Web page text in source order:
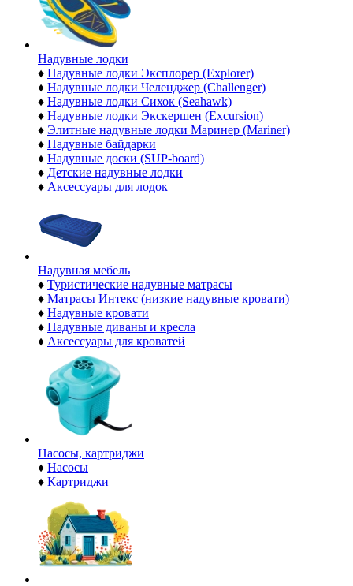
Надувные лодки
♦ Надувные лодки Эксплорер (Explorer)
♦ Надувные лодки Челенджер (Challenger)
♦ Надувные лодки Сихок (Seahawk)
♦ Надувные лодки Экскершен (Excursion)
♦ Элитные надувные лодки Маринер (Mariner)
♦ Надувные байдарки
♦ Надувные доски (SUP-board)
♦ Детские надувные лодки
♦ Аксессуары для лодок
Надувная мебель
♦ Туристические надувные матрасы
♦ Матрасы Интекс (низкие надувные кровати)
♦ Надувные кровати
♦ Надувные диваны и кресла
♦ Аксессуары для кроватей
Насосы, картриджи
♦ Насосы
♦ Картриджи